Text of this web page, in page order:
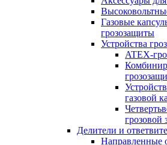
Газовые
грозозащиты
Устройства
ATEX-
газовой
грозовой
Делители и
Направленные